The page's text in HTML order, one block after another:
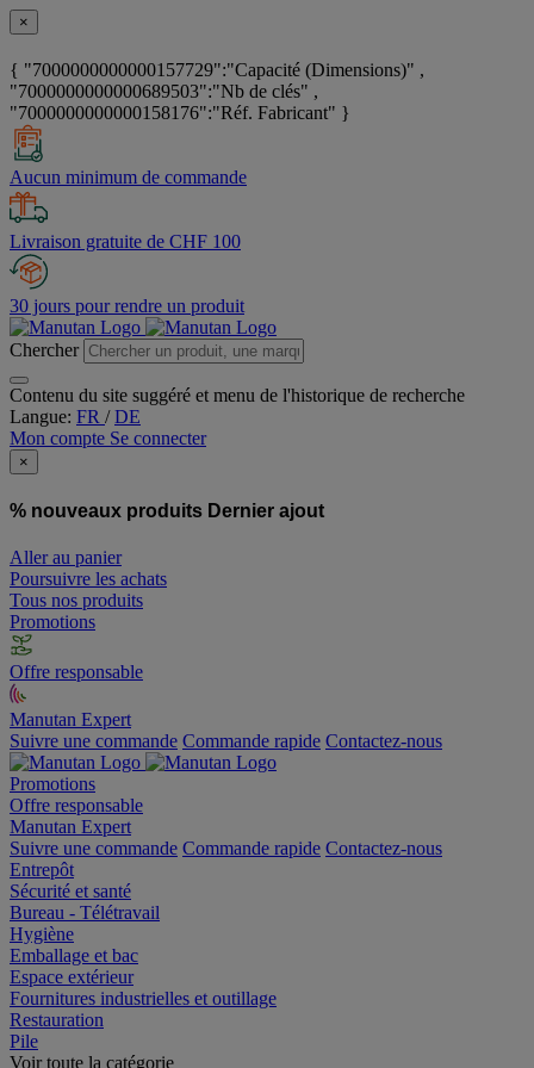
×
{ "7000000000000157729":"Capacité (Dimensions)" ,
"7000000000000689503":"Nb de clés" ,
"7000000000000158176":"Réf. Fabricant" }
Aucun minimum de commande
Livraison gratuite de CHF 100
30 jours pour rendre un produit
Chercher
Contenu du site suggéré et menu de l'historique de recherche
Langue: FR /DE
Mon compte Se connecter
×
% nouveaux produits Dernier ajout
Aller au panier
Poursuivre les achats
Tous nos produits
Promotions
Offre responsable
Manutan Expert
Suivre une commande Commande rapide Contactez-nous
Promotions
Offre responsable
Manutan Expert
Suivre une commande Commande rapide Contactez-nous
Entrepôt
Sécurité et santé
Bureau - Télétravail
Hygiène
Emballage et bac
Espace extérieur
Fournitures industrielles et outillage
Restauration
Pile
Voir toute la catégorie